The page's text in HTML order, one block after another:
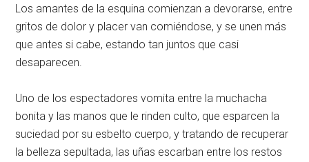
Los amantes de la esquina comienzan a devorarse, entre
gritos de dolor y placer van comiéndose, y se unen más
que antes si cabe, estando tan juntos que casi
desaparecen.
Uno de los espectadores vomita entre la muchacha
bonita y las manos que le rinden culto, que esparcen la
suciedad por su esbelto cuerpo, y tratando de recuperar
la belleza sepultada, las uñas escarban entre los restos